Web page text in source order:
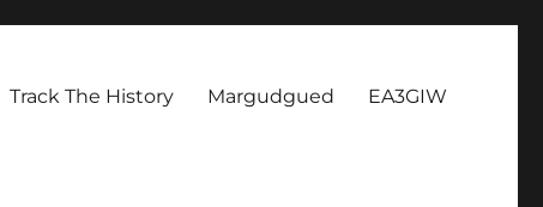
Track The History Margudgued EA3GIW